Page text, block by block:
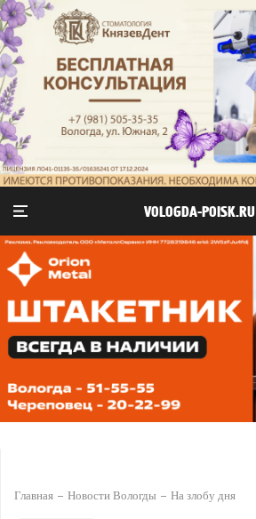
VOLOGDA-POISK.RU
Главная Новости Вологды На злобу дня